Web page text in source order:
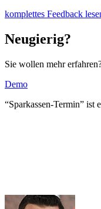
komplettes Feedback
Neugierig?
Sie wollen mehr
Demo
“Sparkassen-Termin” ist